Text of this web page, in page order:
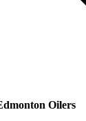
Oilers